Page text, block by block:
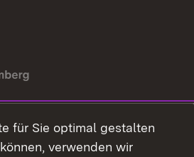
für Sie optimal gestalten
verwenden wir